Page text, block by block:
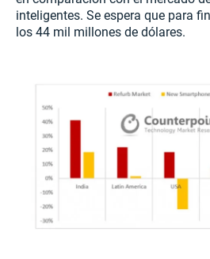
inteligentes. Se espera que para
los 44 mil millones de dólares.